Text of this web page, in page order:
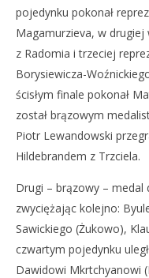
pojedynku pokonał
Magamurzieva, w drugiej
z Radomia i trzeciej
Borysiewicza-
ścisłym finale pokonał
został brązowym
Piotr Lewandowski
Hildebrandem z Trzciela.
Drugi – brązowy – medal
zwyciężając kolejno:
Sawickiego (Żukowo),
czwartym pojedynku
Dawidowi Mkrtchyanowi